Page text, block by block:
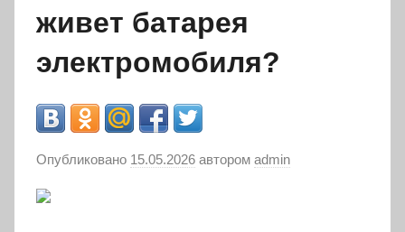
живет батарея
электромобиля?
Опубликовано 15.05.2026 автором admin